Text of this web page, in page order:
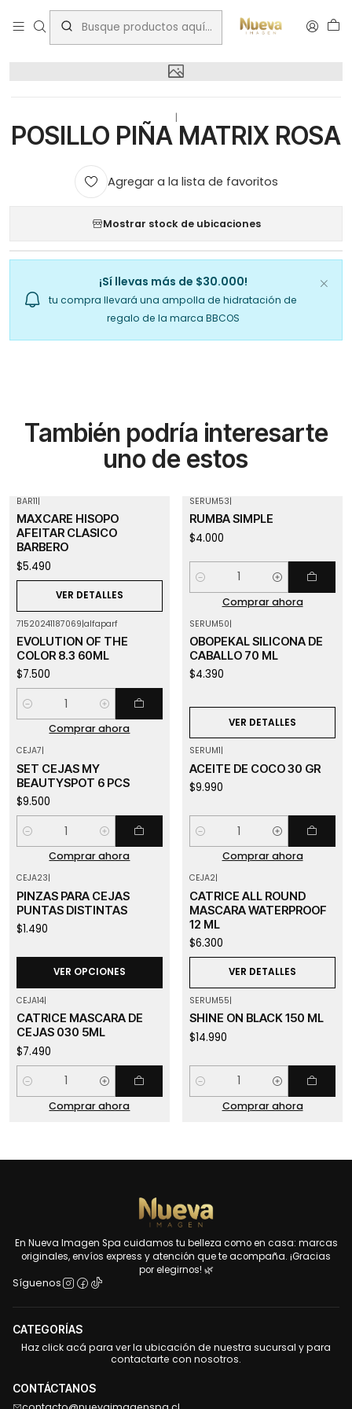
Inicio bsale POSILLO PIÑA MATRIX ROSA
|
POSILLO PIÑA MATRIX ROSA
Agregar a la lista de favoritos
Mostrar stock de ubicaciones
¡Sí llevas más de $30.000!
tu compra llevará una ampolla de hidratación de
regalo de la marca BBCOS
También podría interesarte
uno de estos
BAR11|
MAXCARE HISOPO
AFEITAR CLASICO
BARBERO
$5.490
VER DETALLES
SERUM53|
RUMBA SIMPLE
$4.000
Cantidad
Comprar ahora
71520241187069|alfaparf
EVOLUTION OF THE
COLOR 8.3 60ML
$7.500
Cantidad
Comprar ahora
SERUM50|
OBOPEKAL SILICONA DE
CABALLO 70 ML
$4.390
VER DETALLES
CEJA7|
SET CEJAS MY
BEAUTYSPOT 6 PCS
$9.500
Cantidad
Comprar ahora
SERUM1|
ACEITE DE COCO 30 GR
$9.990
Cantidad
Comprar ahora
CEJA23|
PINZAS PARA CEJAS
PUNTAS DISTINTAS
$1.490
VER OPCIONES
CEJA2|
CATRICE ALL ROUND
MASCARA WATERPROOF
12 ML
$6.300
VER DETALLES
CEJA14|
CATRICE MASCARA DE
CEJAS 030 5ML
$7.490
Cantidad
Comprar ahora
SERUM55|
SHINE ON BLACK 150 ML
$14.990
Cantidad
Comprar ahora
En Nueva Imagen Spa cuidamos tu belleza como en casa: marcas
originales, envíos express y atención que te acompaña. ¡Gracias
por elegirnos! 🌿
Síguenos
CATEGORÍAS
Haz click acá para ver la ubicación de nuestra sucursal y para
contactarte con nosotros.
CONTÁCTANOS